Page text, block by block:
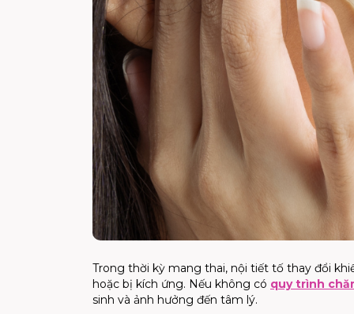
Trong thời kỳ mang thai, nội tiết tố thay đổi
hoặc bị kích ứng. Nếu không có quy trình
sinh và ảnh hưởng đến tâm lý.